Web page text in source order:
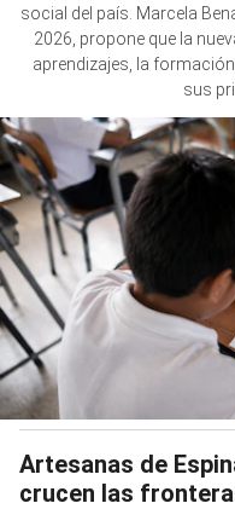
social del país. Marcela
2026, propone que la
aprendizajes, la
sus
Artesanas de
crucen las